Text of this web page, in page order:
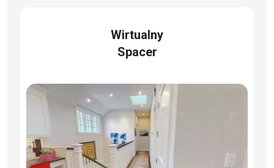
Wirtualny
Spacer